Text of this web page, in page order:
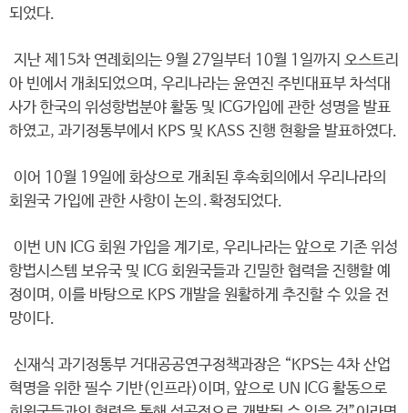
되었다.
지난 제15차 연례회의는 9월 27일부터 10월 1일까지 오스트리
아 빈에서 개최되었으며, 우리나라는 윤연진 주빈대표부 차석대
사가 한국의 위성항법분야 활동 및 ICG가입에 관한 성명을 발표
하였고, 과기정통부에서 KPS 및 KASS 진행 현황을 발표하였다.
이어 10월 19일에 화상으로 개최된 후속회의에서 우리나라의
회원국 가입에 관한 사항이 논의․확정되었다.
이번 UN ICG 회원 가입을 계기로, 우리나라는 앞으로 기존 위성
항법시스템 보유국 및 ICG 회원국들과 긴밀한 협력을 진행할 예
정이며, 이를 바탕으로 KPS 개발을 원활하게 추진할 수 있을 전
망이다.
신재식 과기정통부 거대공공연구정책과장은 “KPS는 4차 산업
혁명을 위한 필수 기반(인프라)이며, 앞으로 UN ICG 활동으로